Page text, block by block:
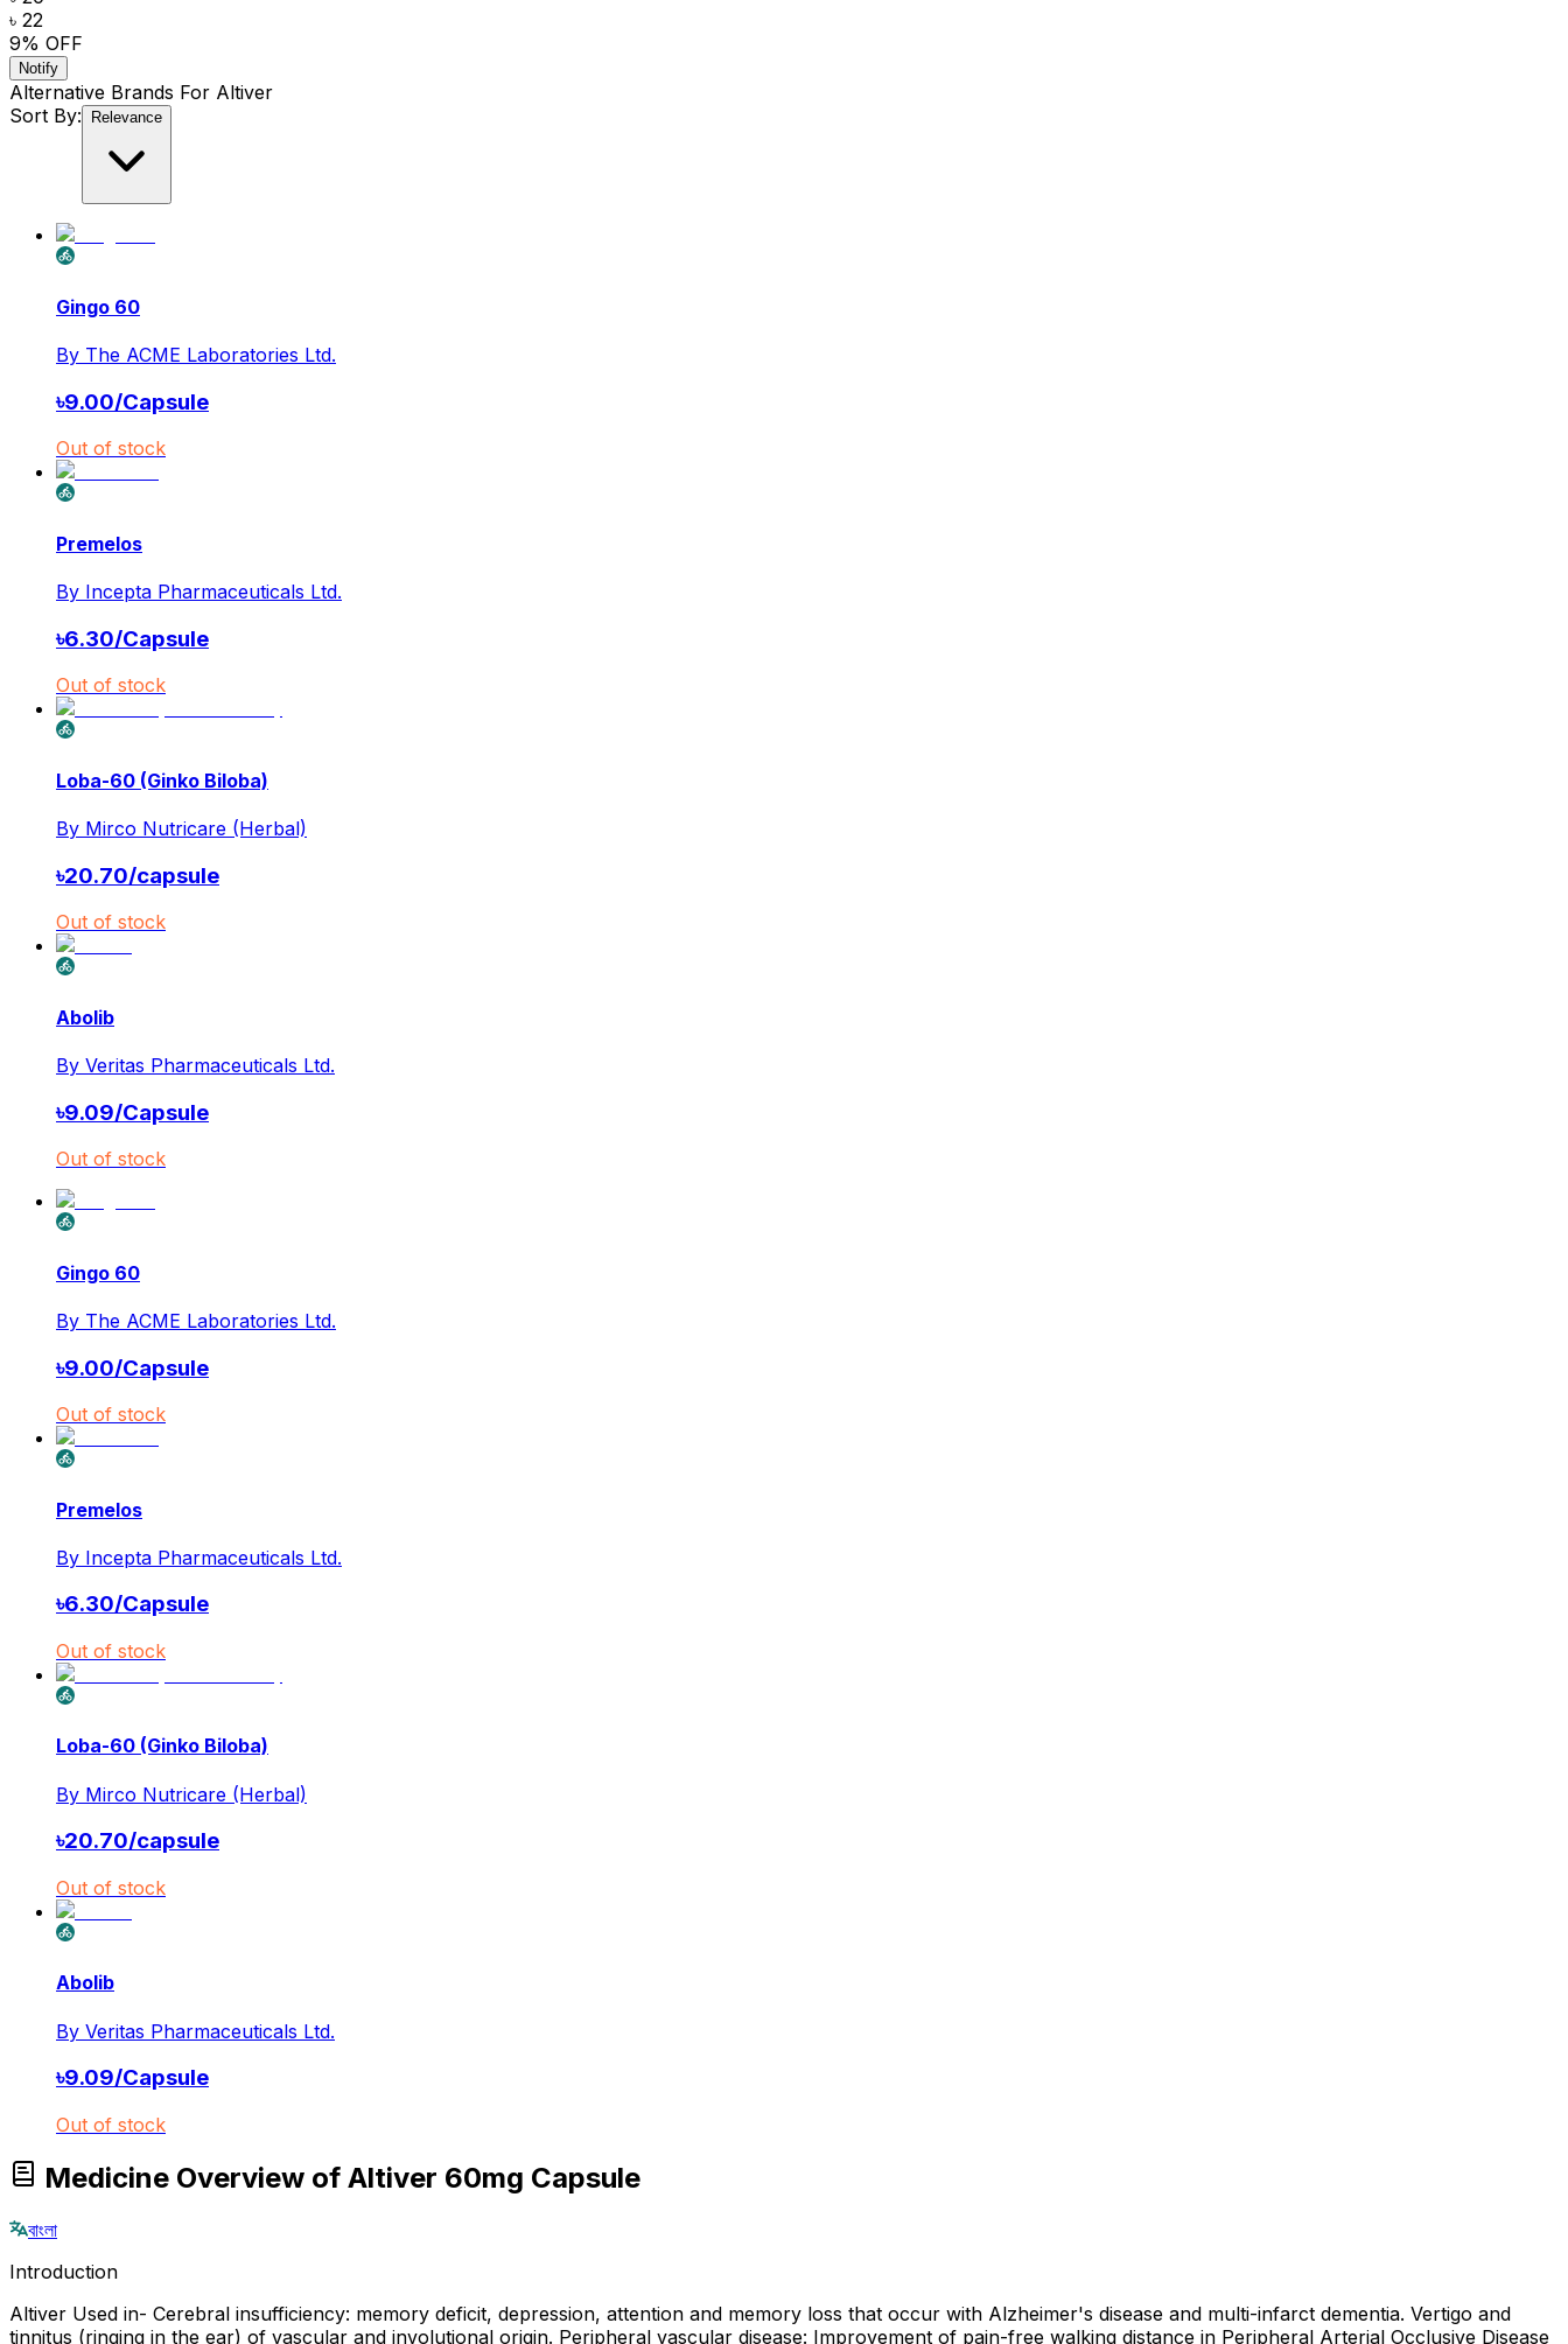
৳ 22
9% OFF
Notify
Alternative Brands For Altiver
Sort By:
Relevance
Gingo 60
By The ACME Laboratories Ltd.
৳9.00/Capsule
Out of stock
Premelos
By Incepta Pharmaceuticals Ltd.
৳6.30/Capsule
Out of stock
Loba-60 (Ginko Biloba)
By Mirco Nutricare (Herbal)
৳20.70/capsule
Out of stock
Abolib
By Veritas Pharmaceuticals Ltd.
৳9.09/Capsule
Out of stock
Gingo 60
By The ACME Laboratories Ltd.
৳9.00/Capsule
Out of stock
Premelos
By Incepta Pharmaceuticals Ltd.
৳6.30/Capsule
Out of stock
Loba-60 (Ginko Biloba)
By Mirco Nutricare (Herbal)
৳20.70/capsule
Out of stock
Abolib
By Veritas Pharmaceuticals Ltd.
৳9.09/Capsule
Out of stock
Medicine Overview of Altiver 60mg Capsule
বাংলা
Introduction
Altiver Used in- Cerebral insufficiency: memory deficit, depression, attention and memory loss that occur with Alzheimer's disease and multi-infarct dementia. Vertigo and
tinnitus (ringing in the ear) of vascular and involutional origin. Peripheral vascular disease: Improvement of pain-free walking distance in Peripheral Arterial Occlusive Disease